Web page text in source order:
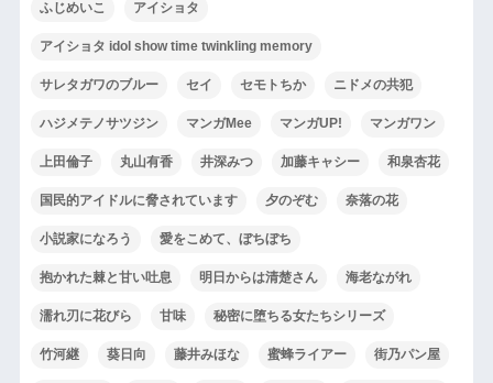
ふじめいこ アイショタ
アイショタ idol show time twinkling memory
サレタガワのブルー セイ セモトちか ニドメの共犯
ハジメテノサツジン マンガMee マンガUP! マンガワン
上田倫子 丸山有香 井深みつ 加藤キャシー 和泉杏花
国民的アイドルに脅されています 夕のぞむ 奈落の花
小説家になろう 愛をこめて、ぼちぼち
抱かれた棘と甘い吐息 明日からは清楚さん 海老ながれ
濡れ刃に花びら 甘味 秘密に堕ちる女たちシリーズ
竹河継 葵日向 藤井みほな 蜜蜂ライアー 街乃パン屋